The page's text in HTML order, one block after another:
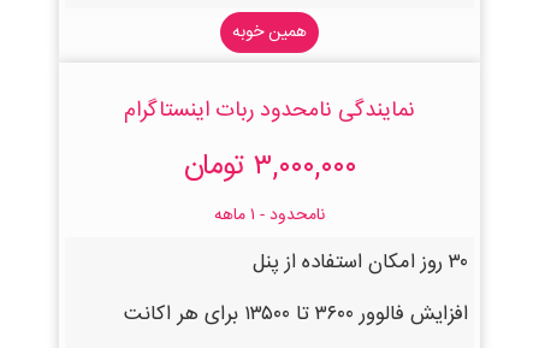
همین خوبه
نمایندگی نامحدود ربات اینستاگرام
۳,۰۰۰,۰۰۰ تومان
نامحدود - ۱ ماهه
۳۰ روز امکان استفاده از پنل
افزایش فالوور ۳۶۰۰ تا ۱۳۵۰۰ برای هر اکانت